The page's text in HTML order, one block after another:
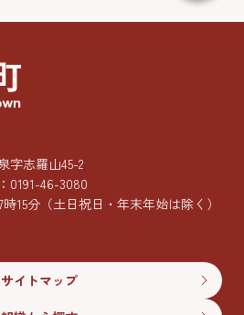
字志羅山45-2
0191-46-3080
15分 （土日祝日・年末年始は除く）
サイトマップ